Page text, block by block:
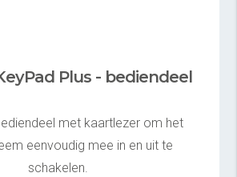
Plus - bediendeel
met kaartlezer om het
eenvoudig mee in en uit te
schakelen.